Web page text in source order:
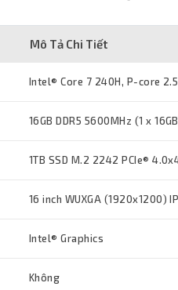
Mô Tả Chi Tiết
Intel® Core 7 240H, P-core
16GB DDR5 5600MHz (1 x
1TB SSD M.2 2242 PCIe®
16 inch WUXGA (1920x1200)
Intel® Graphics
Không